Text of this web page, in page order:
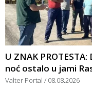
U ZNAK
noć ostalo u jami
Valter Portal 08.08.2026